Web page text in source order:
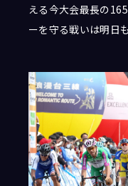
える今大会最長の
ーを守る戦いは明日